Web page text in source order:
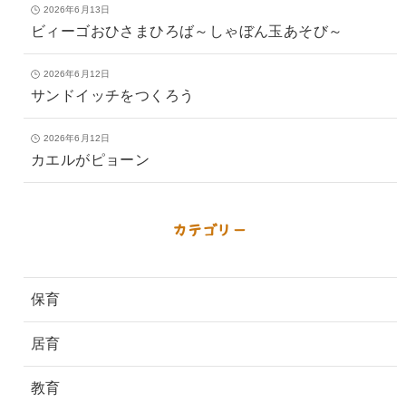
2026年6月13日
ビィーゴおひさまひろば～しゃぼん玉あそび～
2026年6月12日
サンドイッチをつくろう
2026年6月12日
カエルがピョーン
カテゴリー
保育
居育
教育